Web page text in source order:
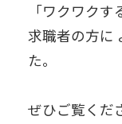
「ワクワク
求職者の方に
た。
ぜひご覧くだ